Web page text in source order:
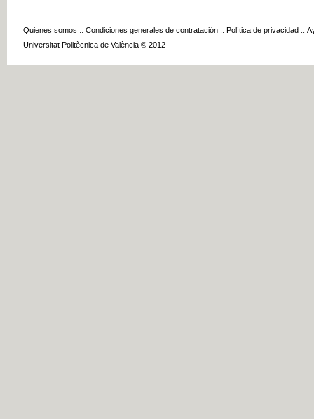
Quienes somos :: Condiciones generales de contratación :: Política de privacidad ::
Universitat Politècnica de València © 2012